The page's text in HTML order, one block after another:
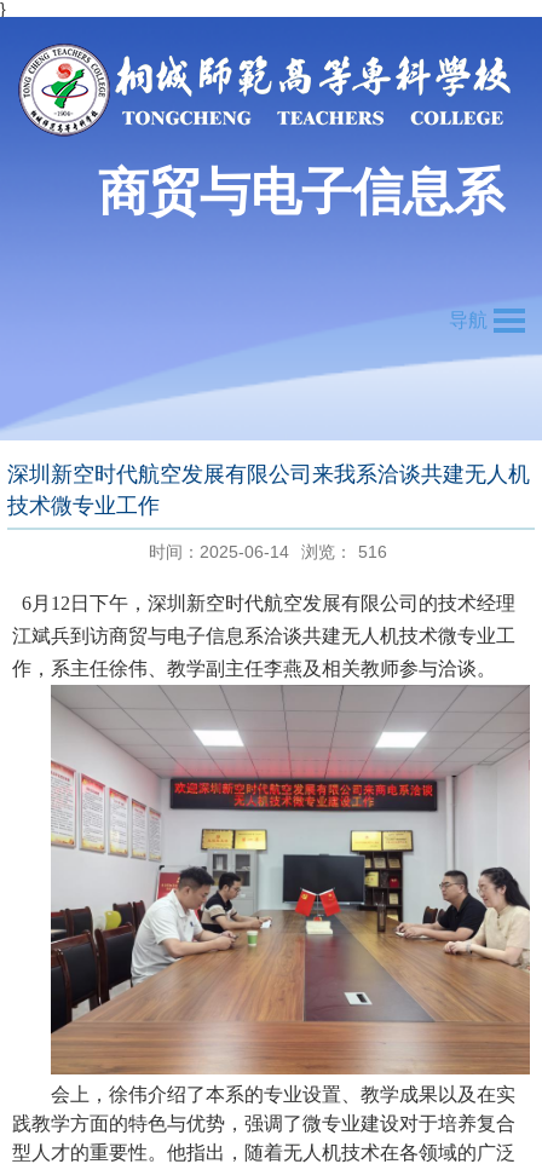
}
商贸与电子信息系
导航
深圳新空时代航空发展有限公司来我系洽谈共建无人机
技术微专业工作
时间：2025-06-14 浏览： 516
6月 12 日下午，深圳新空时代航空发展有限公司的技术经理
江斌兵到访商贸与电子信息系洽谈共建无人机技术微专业工
作，系主任徐伟、教学副主任李燕及相关教师参与洽谈。
会上，徐伟介绍了本系的专业设置、教学成果以及在实
践教学方面的特色与优势，强调了微专业建设对于培养复合
型人才的重要性。他指出，随着无人机技术在各领域的广泛